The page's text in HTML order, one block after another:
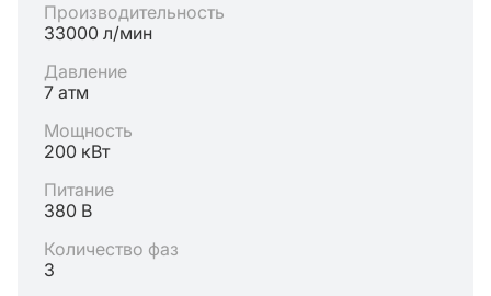
Производительность
33000 л/мин
Давление
7 атм
Мощность
200 кВт
Питание
380 В
Количество фаз
3